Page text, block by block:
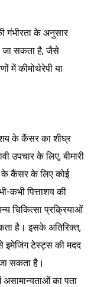
गंभीरता के अनुसार
जा सकता है, जैसे
में कीमोथेरेपी या
के कैंसर का शीघ्र
उपचार के लिए, बीमारी
के कैंसर के लिए कोई
कभी पित्ताशय की
चिकित्सा प्रक्रियाओं
है। इसके अतिरिक्त,
इमेजिंग टेस्ट्स की मदद
सकता है।
असामान्यताओं का पता